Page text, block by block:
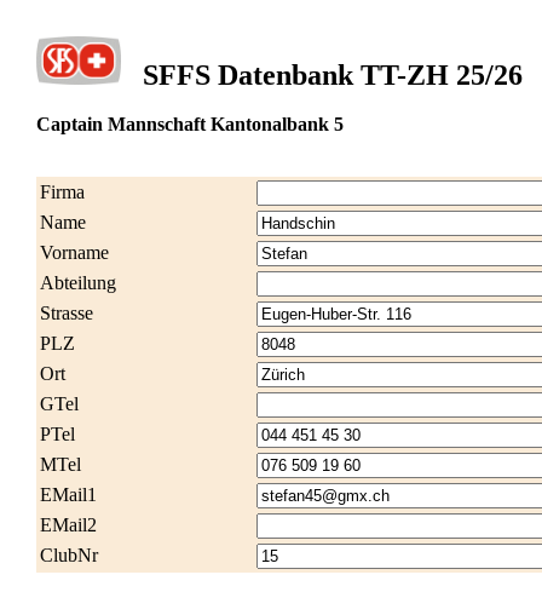
SFFS Datenbank TT-ZH 25/26
Captain Mannschaft Kantonalbank 5
Firma
Name
Vorname
Abteilung
Strasse
PLZ
Ort
GTel
PTel
MTel
EMail1
EMail2
ClubNr